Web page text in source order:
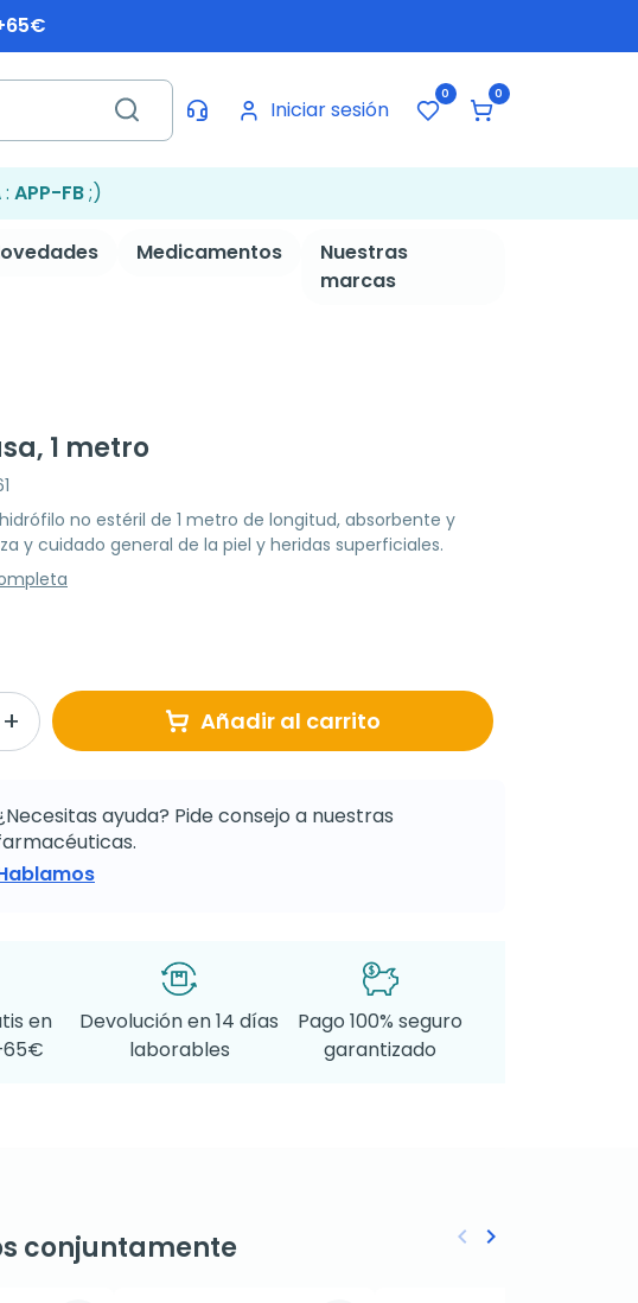
Iniciar sesión
0 0
: APP-FB;)
Medicamentos
Nuestras
marcas
1 metro
no estéril de 1 metro de longitud, absorbente y
y cuidado general de la piel y heridas superficiales.
Añadir al carrito
ayuda? Pide consejo a nuestras
en
Devolución en 14 días
laborables
Pago 100% seguro
garantizado
conjuntamente Anterior
keyboard_arrow_left Siguiente
keyboard_arrow_right